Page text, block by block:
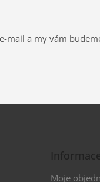
mail a my vám
Moje